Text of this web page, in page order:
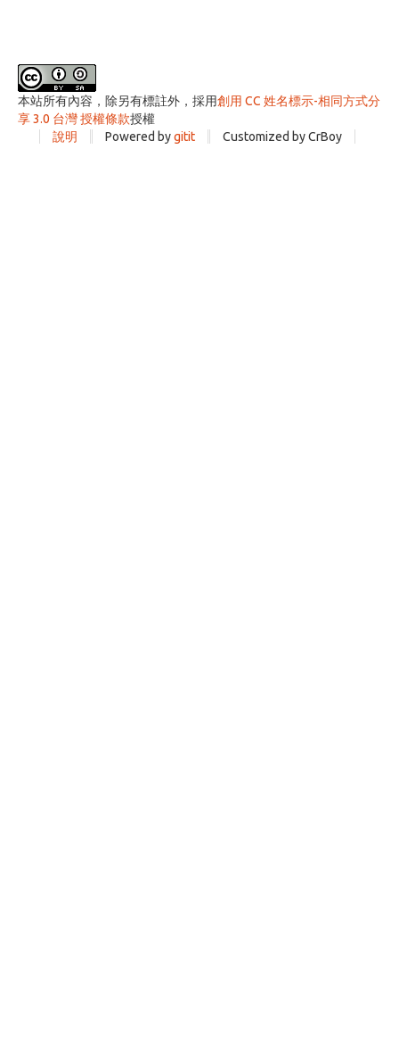
本站所有內容，除另有標註外，採用創用 CC 姓名標示-相同方式分
享 3.0 台灣 授權條款授權
說明
Powered bygitit Customized by CrBoy